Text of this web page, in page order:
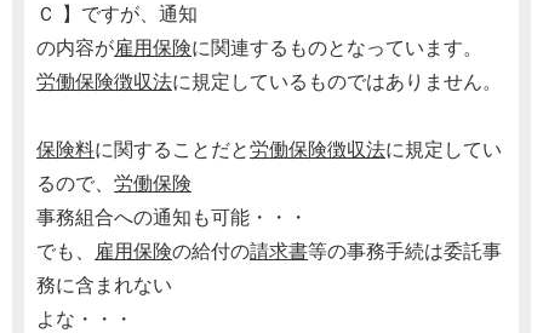
Ｃ 】ですが、通知
の内容が雇用保険に関連するものとなっています。
労働保険徴収法に規定しているものではありません。
保険料に関することだと労働保険徴収法に規定してい
るので、 労働保険
事務組合への通知も可能・・・
でも、 雇用保険の給付の請求書等の事務手続は委託事
務に含まれない
よな・・・